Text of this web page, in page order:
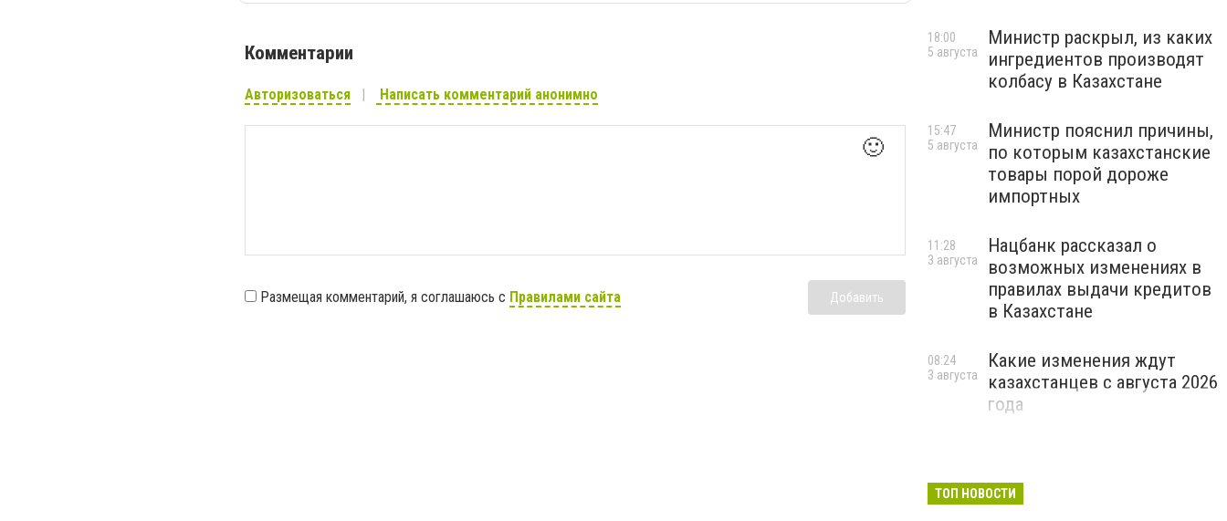
Комментарии
Авторизоваться Написать комментарий анонимно
🙂
Размещая комментарий, я соглашаюсь с Правилами сайта Добавить
Министр раскрыл, из каких
ингредиентов производят
колбасу в Казахстане
18:00
5 августа
Министр пояснил причины,
по которым казахстанские
товары порой дороже
импортных
15:47
5 августа
Нацбанк рассказал о
возможных изменениях в
правилах выдачи кредитов
в Казахстане
11:28
3 августа
Какие изменения ждут
казахстанцев с августа 2026
года
08:24
3 августа
ТОП НОВОСТИ